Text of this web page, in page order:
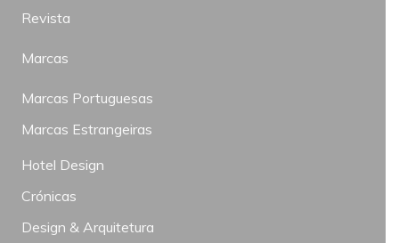
Revista
Marcas
Marcas Portuguesas
Marcas Estrangeiras
Hotel Design
Crónicas
Design & Arquitetura